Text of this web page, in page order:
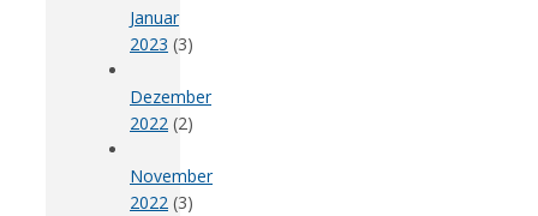
Januar
2023 (3)
Dezember
2022 (2)
November
2022 (3)